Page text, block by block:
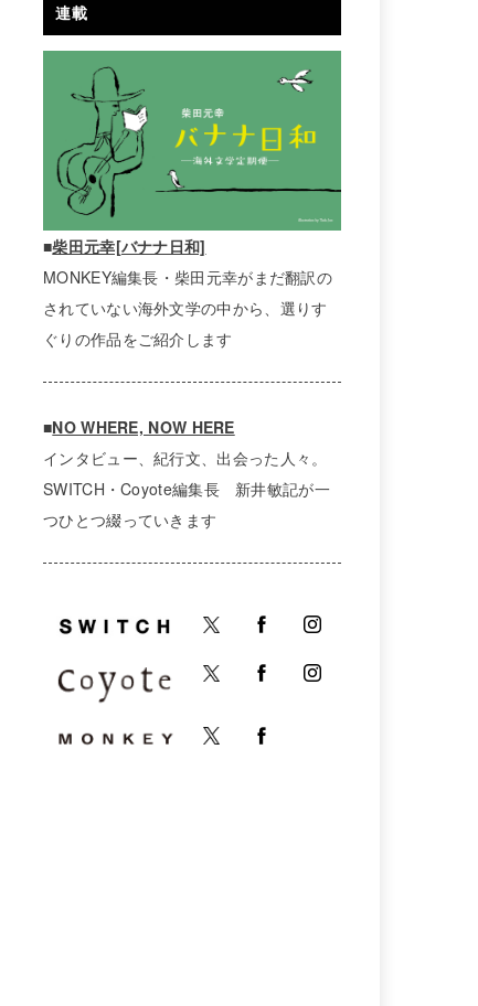
連載
■柴田元幸[バナナ日和]
MONKEY編集長・柴田元幸がまだ翻訳の
されていない海外文学の中から、選りす
ぐりの作品をご紹介します
■NO WHERE, NOW HERE
インタビュー、紀行文、出会った人々。
SWITCH・Coyote編集長 新井敏記が一
つひとつ綴っていきます